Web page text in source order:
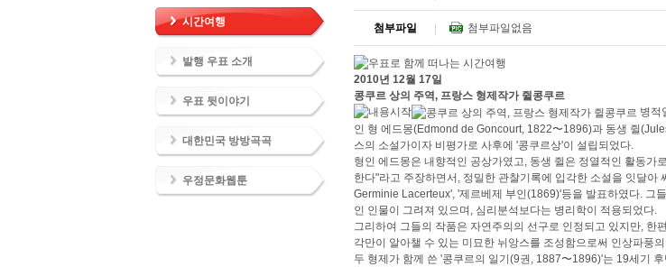
시간여행
발행 우표 소개
우표 뒷이야기
대한민국 방방곡곡
우정문화웹툰
첨부파일 첨부파일없음
2010년 12월 17일
콩쿠르 상의 주역, 프랑스 형제작가 쥘콩쿠르
병적
인 형 에드몽(Edmond de Goncourt, 1822〜1896)과 동생 쥘
스의 소설가이자 비평가로 사후에 '콩쿠르상'이 설립되었다.
형인 에드몽은 내향적인 공상가였고, 동생 쥘은 정열적인 활동가
한다"라고 주장하면서, 정밀한 관찰기록에 입각한 소설을 잇달
Germinie Lacerteux', '제르베제 부인(1869)'등을 발표하였다. 그
인 인물이 그려져 있으며, 심리분석보다는 병리학이 적용되었다.
그리하여 그들의 작품은 자연주의의 선구로 인정되고 있지만, 한
각만이 알아챌 수 있는 미묘한 뉘앙스를 조성함으로써 인상파풍
두 형제가 함께 쓴 '콩쿠르의 일기(9권, 1887〜1896)'는 19세기